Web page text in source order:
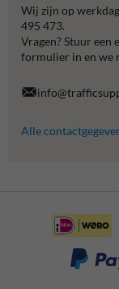
Wij zijn op
495 473.
Vragen? Stuur een
formulier in en we
Alle